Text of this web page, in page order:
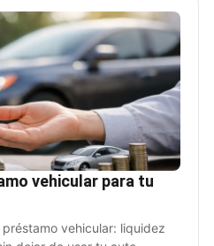
vehicular para tu
vehicular: liquidez